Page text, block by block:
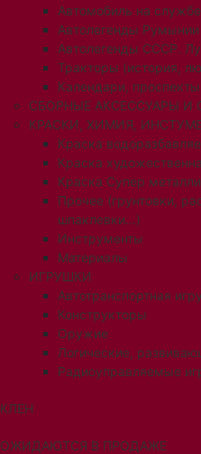
Автомобиль на службе
Автолегенды Румынии
Автолегенды СССР.
Тракторы (история,
Календари,
СБОРНЫЕ АКСЕССУАРЫ И
КРАСКИ, ХИМИЯ,
Краска
Краска
Краска Супер
Прочее (грунтовки,
шпаклевки...)
Инструменты
Материалы
ИГРУШКИ
Автотранспортная
Конструкторы
Оружие
Логические,
Радиоуправляемые
КЛЕН
ОЖИДАЮТСЯ В ПРОДАЖЕ